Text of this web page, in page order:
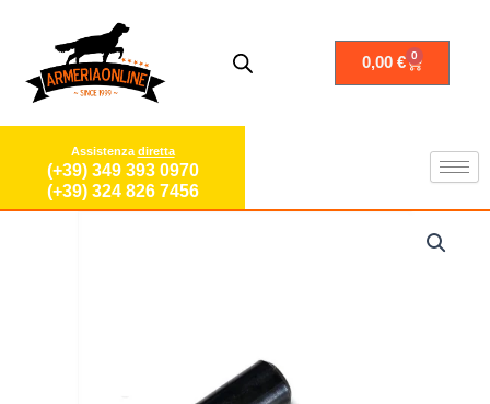
contenuto
0,00€ 0
Carrello
Assistenza diretta
(+39) 349 393 0970
(+39) 324 826 7456